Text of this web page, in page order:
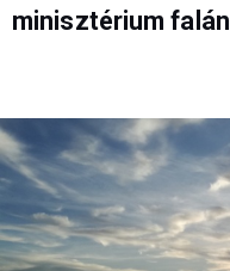
minisztérium falán